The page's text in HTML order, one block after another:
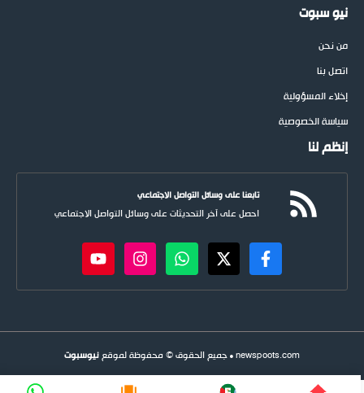
نيو سبوت
من نحن
اتصل بنا
إخلاء المسؤولية
سياسة الخصوصية
إنظم لنا
تابعنا على وسائل التواصل الاجتماعي
احصل على آخر التحديثات على وسائل التواصل الاجتماعي
newspoots.com • جميع الحقوق © محفوظة لموقع نيوسبوت